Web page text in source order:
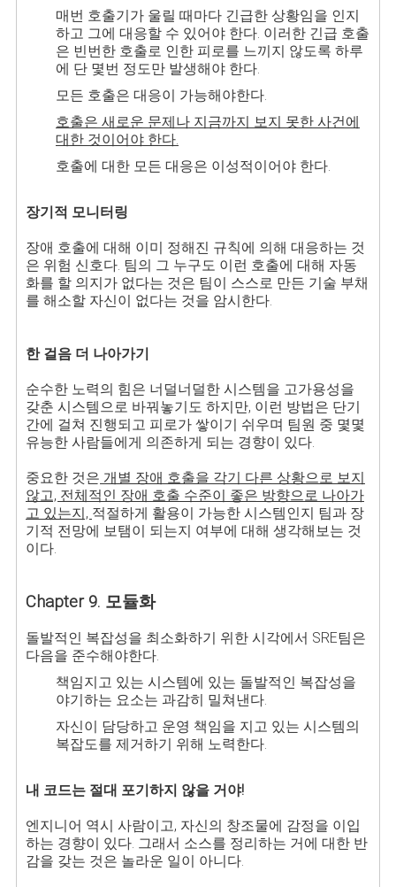
매번 호출기가 울릴 때마다 긴급한 상황임을 인지
하고 그에 대응할 수 있어야 한다. 이러한 긴급 호출
은 빈번한 호출로 인한 피로를 느끼지 않도록 하루
에 단 몇번 정도만 발생해야 한다.
모든 호출은 대응이 가능해야한다.
호출은 새로운 문제나 지금까지 보지 못한 사건에
대한 것이어야 한다.
호출에 대한 모든 대응은 이성적이어야 한다.
장기적 모니터링
장애 호출에 대해 이미 정해진 규칙에 의해 대응하는 것
은 위험 신호다. 팀의 그 누구도 이런 호출에 대해 자동
화를 할 의지가 없다는 것은 팀이 스스로 만든 기술 부채
를 해소할 자신이 없다는 것을 암시한다.
한 걸음 더 나아가기
순수한 노력의 힘은 너덜너덜한 시스템을 고가용성을
갖춘 시스템으로 바꿔놓기도 하지만, 이런 방법은 단기
간에 걸쳐 진행되고 피로가 쌓이기 쉬우며 팀원 중 몇몇
유능한 사람들에게 의존하게 되는 경향이 있다.
중요한 것은 개별 장애 호출을 각기 다른 상황으로 보지
않고, 전체적인 장애 호출 수준이 좋은 방향으로 나아가
고 있는지, 적절하게 활용이 가능한 시스템인지 팀과 장
기적 전망에 보탬이 되는지 여부에 대해 생각해보는 것
이다.
Chapter 9. 모듈화
돌발적인 복잡성을 최소화하기 위한 시각에서 SRE팀은
다음을 준수해야한다.
책임지고 있는 시스템에 있는 돌발적인 복잡성을
야기하는 요소는 과감히 밀쳐낸다.
자신이 담당하고 운영 책임을 지고 있는 시스템의
복잡도를 제거하기 위해 노력한다.
내 코드는 절대 포기하지 않을 거야!
엔지니어 역시 사람이고, 자신의 창조물에 감정을 이입
하는 경향이 있다. 그래서 소스를 정리하는 거에 대한 반
감을 갖는 것은 놀라운 일이 아니다.